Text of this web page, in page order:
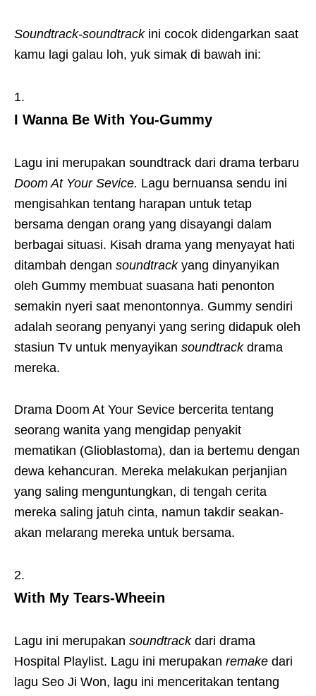
Soundtrack-soundtrackini cocok didengarkan saat
kamu lagi galau loh, yuk simak di bawah ini:
I Wanna Be With You-Gummy
Lagu ini merupakan soundtrack dari drama terbaru
Doom At Your Sevice. Lagu bernuansa sendu ini
mengisahkan tentang harapan untuk tetap
bersama dengan orang yang disayangi dalam
berbagai situasi. Kisah drama yang menyayat hati
ditambah dengan soundtrackyang dinyanyikan
oleh Gummy membuat suasana hati penonton
semakin nyeri saat menontonnya. Gummy sendiri
adalah seorang penyanyi yang sering didapuk oleh
stasiun Tv untuk menyayikan soundtrackdrama
mereka.
Drama Doom At Your Sevice bercerita tentang
seorang wanita yang mengidap penyakit
mematikan (Glioblastoma), dan ia bertemu dengan
dewa kehancuran. Mereka melakukan perjanjian
yang saling menguntungkan, di tengah cerita
mereka saling jatuh cinta, namun takdir seakan-
akan melarang mereka untuk bersama.
With My Tears-Wheein
Lagu ini merupakan soundtrackdari drama
Hospital Playlist. Lagu ini merupakan remake dari
lagu Seo Ji Won, lagu ini menceritakan tentang